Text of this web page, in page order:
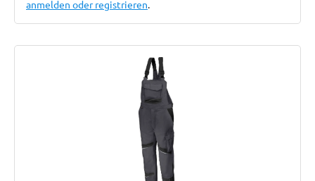
anmelden oder registrieren.